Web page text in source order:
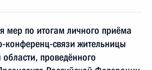
мер по итогам личного приёма
конференц-связи жительницы
проведённого